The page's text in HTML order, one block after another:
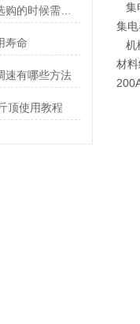
淄博安全滑触线在进行选购的时候需要注意那些问题
寿命
速有哪些方法
顶使用教程
集
集
机
材